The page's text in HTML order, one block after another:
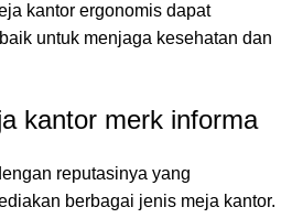
kantor ergonomis dapat
untuk menjaga kesehatan dan
kantor merk informa
reputasinya yang
berbagai jenis meja kantor.